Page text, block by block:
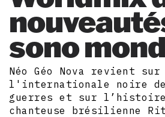
sono
Néo Géo Nova revient sur
l'internationale noire
guerres et sur
chanteuse brésilienne